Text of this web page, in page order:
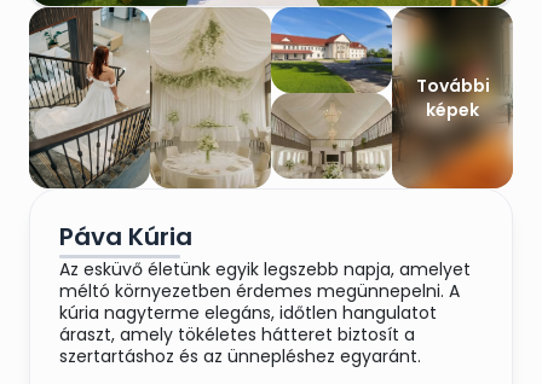
További
képek
Páva Kúria
Az esküvő életünk egyik legszebb napja, amelyet
méltó környezetben érdemes megünnepelni. A
kúria nagyterme elegáns, időtlen hangulatot
áraszt, amely tökéletes hátteret biztosít a
szertartáshoz és az ünnepléshez egyaránt.